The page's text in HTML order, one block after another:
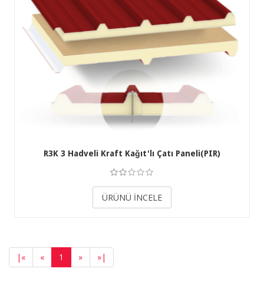
R3K 3 Hadveli Kraft Kağıt'lı Çatı Paneli(PIR)
3.50
ÜRÜNÜ İNCELE
| « « 1 » »|